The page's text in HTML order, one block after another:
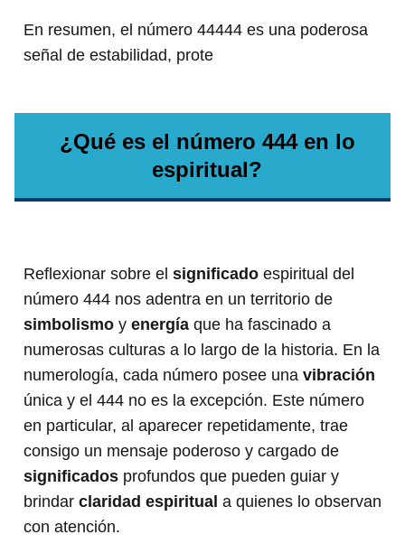
En resumen, el número 44444 es una poderosa
señal de estabilidad, prote
¿Qué es el número 444 en lo
espiritual?
Reflexionar sobre el significado espiritual del
número 444 nos adentra en un territorio de
simbolismo y energía que ha fascinado a
numerosas culturas a lo largo de la historia. En la
numerología, cada número posee una vibración
única y el 444 no es la excepción. Este número
en particular, al aparecer repetidamente, trae
consigo un mensaje poderoso y cargado de
significados profundos que pueden guiar y
brindar claridad espiritual a quienes lo observan
con atención.